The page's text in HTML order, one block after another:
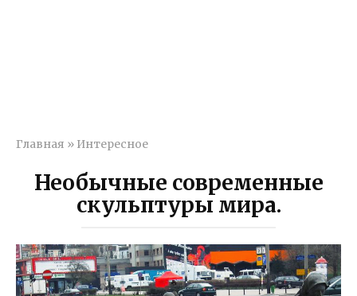
Главная » Интересное
Необычные современные
скульптуры мира.